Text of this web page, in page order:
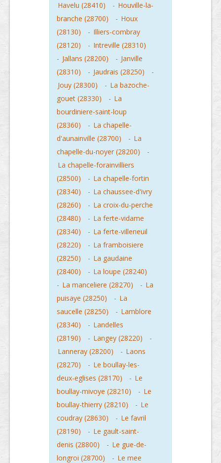
Havelu (28410)
- Houville-la-
branche (28700)
- Houx
(28130)
- Illiers-combray
(28120)
- Intreville (28310)
- Jallans (28200) - Janville
(28310)
- Jaudrais (28250)
-
Jouy (28300)
- La bazoche-
gouet (28330)
- La
bourdiniere-saint-loup
(28360)
- La chapelle-
d'aunainville (28700)
- La
chapelle-du-noyer (28200)
-
La chapelle-forainvilliers
(28500)
- La chapelle-fortin
(28340)
- La chaussee-d'ivry
(28260)
- La croix-du-perche
(28480)
- La ferte-vidame
(28340)
- La ferte-villeneuil
(28220)
- La framboisiere
(28250)
- La gaudaine
(28400)
- La loupe (28240)
- La manceliere (28270) - La
puisaye (28250)
- La
saucelle (28250)
- Lamblore
(28340)
- Landelles
(28190)
- Langey (28220)
-
Lanneray (28200)
- Laons
(28270)
- Le boullay-les-
deux-eglises (28170)
- Le
boullay-mivoye (28210)
- Le
boullay-thierry (28210)
- Le
coudray (28630)
- Le favril
(28190)
- Le gault-saint-
denis (28800)
- Le gue-de-
longroi (28700)
- Le mee